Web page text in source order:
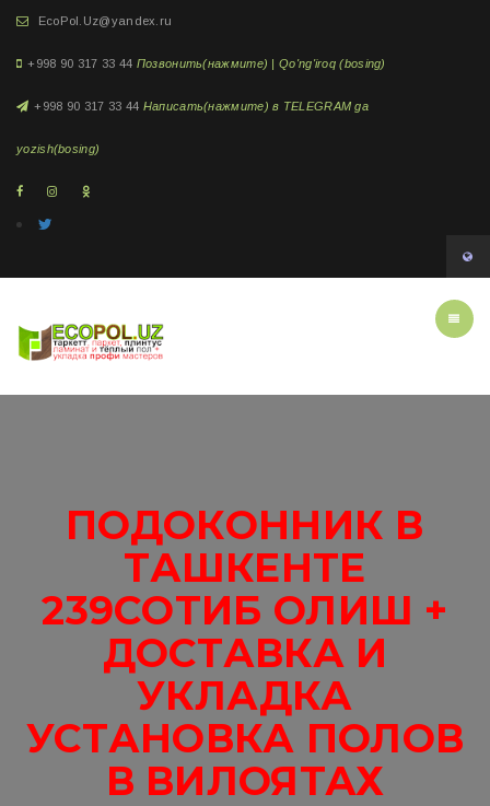
EcoPol.Uz@yandex.ru
+998 90 317 33 44 Позвонить(нажмите) | Qo'ng'iroq (bosing)
+998 90 317 33 44 Написать(нажмите) в TELEGRAM ga
yozish(bosing)
ПОДОКОННИК В
ТАШКЕНТЕ
239СОТИБ ОЛИШ +
ДОСТАВКА И
УКЛАДКА
УСТАНОВКА ПОЛОВ
В ВИЛОЯТАХ